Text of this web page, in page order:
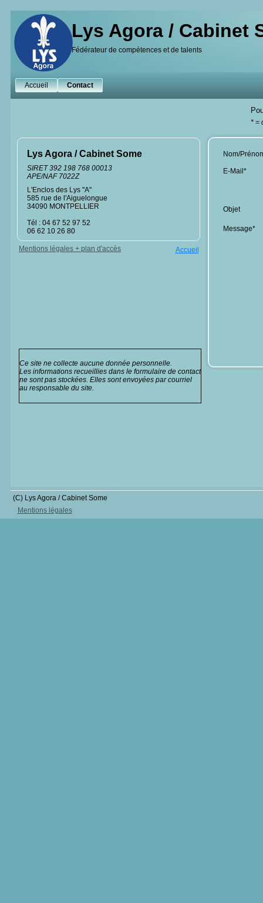
Lys Agora / Cabinet
Fédérateur de compétences et de talents
Accueil Contact
* =
Lys Agora / Cabinet Some
SIRET 392 198 768 00013
APE/NAF 7022Z
L'Enclos des Lys "A"
585 rue de l'Aiguelongue
34090 MONTPELLIER
Tél : 04 67 52 97 52
06 62 10 26 80
Mentions légales + plan d'accès Accueil
Ce site ne collecte aucune donnée personnelle.
Les informations recueillies dans le formulaire de contact
ne sont pas stockées. Elles sont envoyées par courriel
au responsable du site.
Nom/
E-Mail*
Objet
Message*
(C) Lys Agora / Cabinet Some
Mentions légales